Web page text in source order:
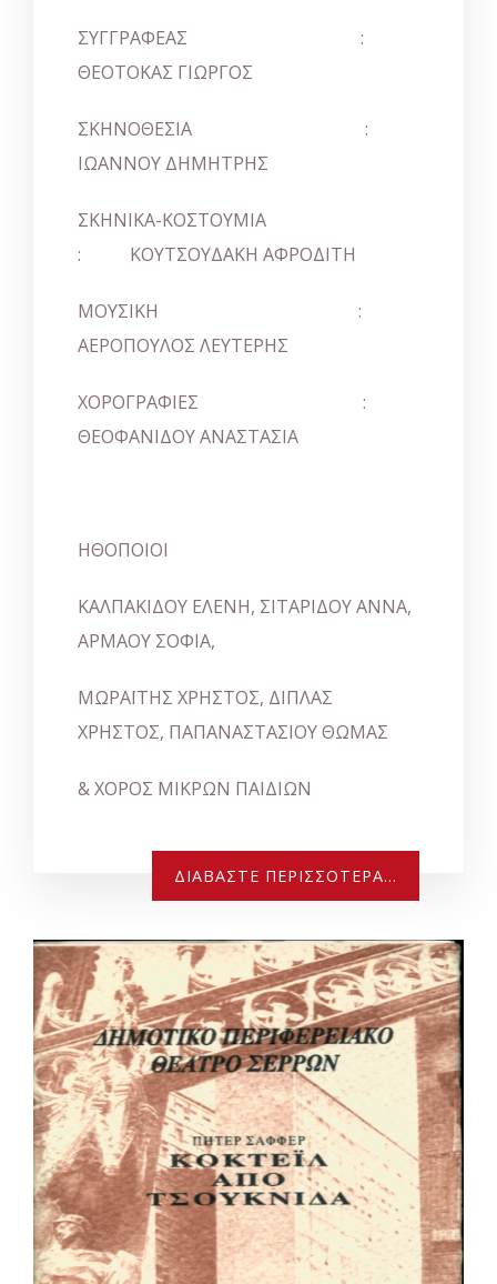
ΣΥΓΓΡΑΦΕΑΣ :
ΘΕΟΤΟΚΑΣ ΓΙΩΡΓΟΣ
ΣΚΗΝΟΘΕΣΙΑ :
ΙΩΑΝΝΟΥ ΔΗΜΗΤΡΗΣ
ΣΚΗΝΙΚΑ-ΚΟΣΤΟΥΜΙΑ
: ΚΟΥΤΣΟΥΔΑΚΗ ΑΦΡΟΔΙΤΗ
ΜΟΥΣΙΚΗ :
ΑΕΡΟΠΟΥΛΟΣ ΛΕΥΤΕΡΗΣ
ΧΟΡΟΓΡΑΦΙΕΣ
:
ΘΕΟΦΑΝΙΔΟΥ ΑΝΑΣΤΑΣΙΑ
ΗΘΟΠΟΙΟΙ
ΚΑΛΠΑΚΙΔΟΥ ΕΛΕΝΗ, ΣΙΤΑΡΙΔΟΥ ΑΝΝΑ,
ΑΡΜΑΟΥ ΣΟΦΙΑ,
ΜΩΡΑΪΤΗΣ ΧΡΗΣΤΟΣ, ΔΙΠΛΑΣ
ΧΡΗΣΤΟΣ, ΠΑΠΑΝΑΣΤΑΣΙΟΥ ΘΩΜΑΣ
& ΧΟΡΟΣ ΜΙΚΡΩΝ ΠΑΙΔΙΩΝ
ΔΙΑΒΆΣΤΕ ΠΕΡΙΣΣΌΤΕΡΑ...